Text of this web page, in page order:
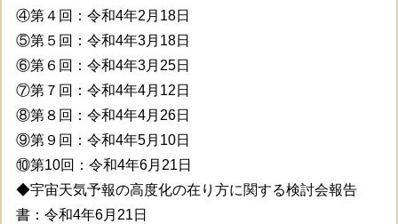
④第４回：令和4年2月18日
⑤第５回：令和4年3月18日
⑥第６回：令和4年3月25日
⑦第７回：令和4年4月12日
⑧第８回：令和4年4月26日
⑨第９回：令和4年5月10日
⑩第10回：令和4年6月21日
◆宇宙天気予報の高度化の在り方に関する検討会報告
書：令和4年6月21日